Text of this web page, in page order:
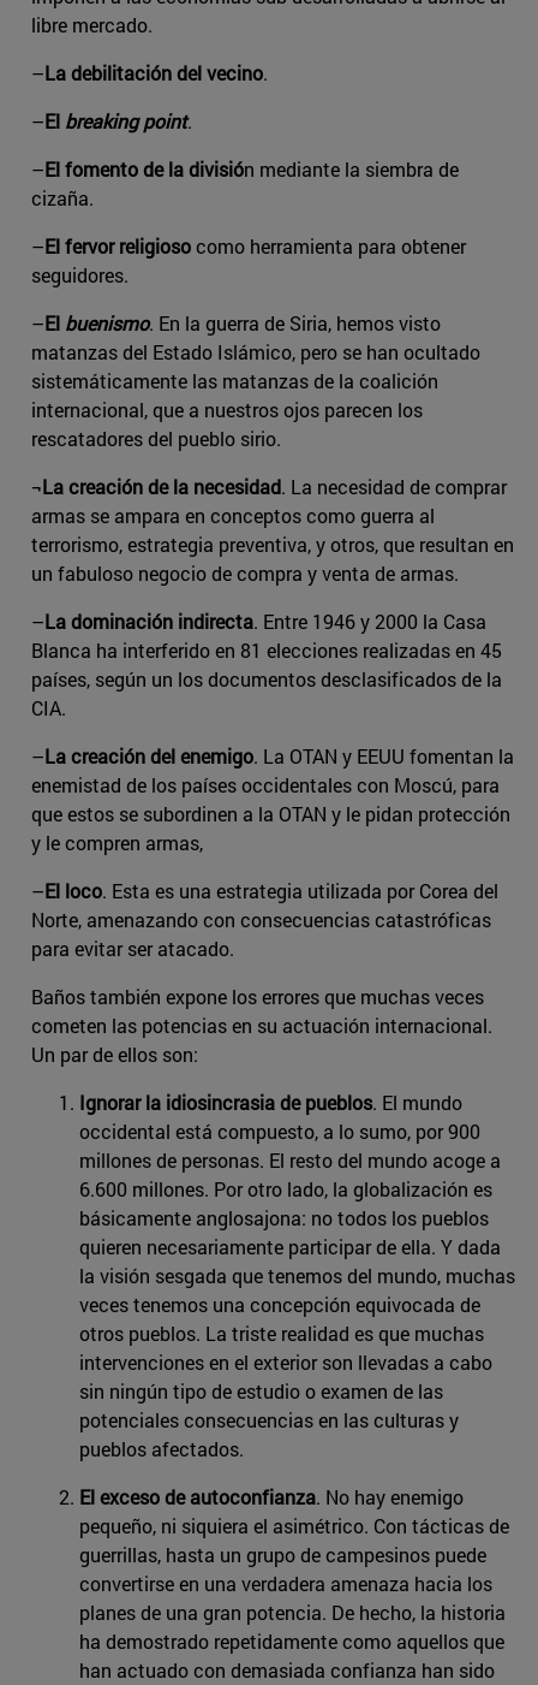
libre mercado.
–La debilitación del vecino.
–El breaking point.
–El fomento de la división mediante la siembra de
cizaña.
–El fervor religiosocomo herramienta para obtener
seguidores.
–El buenismo. En la guerra de Siria, hemos visto
matanzas del Estado Islámico, pero se han ocultado
sistemáticamente las matanzas de la coalición
internacional, que a nuestros ojos parecen los
rescatadores del pueblo sirio.
¬La creación de la necesidad. La necesidad de comprar
armas se ampara en conceptos como guerra al
terrorismo, estrategia preventiva, y otros, que resultan en
un fabuloso negocio de compra y venta de armas.
–La dominación indirecta. Entre 1946 y 2000 la Casa
Blanca ha interferido en 81 elecciones realizadas en 45
países, según un los documentos desclasificados de la
CIA.
–La creación del enemigo. La OTAN y EEUU fomentan la
enemistad de los países occidentales con Moscú, para
que estos se subordinen a la OTAN y le pidan protección
y le compren armas,
–El loco. Esta es una estrategia utilizada por Corea del
Norte, amenazando con consecuencias catastróficas
para evitar ser atacado.
Baños también expone los errores que muchas veces
cometen las potencias en su actuación internacional.
Un par de ellos son:
Ignorar la idiosincrasia de pueblos. El mundo
occidental está compuesto, a lo sumo, por 900
millones de personas. El resto del mundo acoge a
6.600 millones. Por otro lado, la globalización es
básicamente anglosajona: no todos los pueblos
quieren necesariamente participar de ella. Y dada
la visión sesgada que tenemos del mundo, muchas
veces tenemos una concepción equivocada de
otros pueblos. La triste realidad es que muchas
intervenciones en el exterior son llevadas a cabo
sin ningún tipo de estudio o examen de las
potenciales consecuencias en las culturas y
pueblos afectados.
El exceso de autoconfianza. No hay enemigo
pequeño, ni siquiera el asimétrico. Con tácticas de
guerrillas, hasta un grupo de campesinos puede
convertirse en una verdadera amenaza hacia los
planes de una gran potencia. De hecho, la historia
ha demostrado repetidamente como aquellos que
han actuado con demasiada confianza han sido